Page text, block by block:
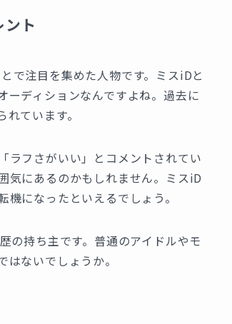
ト
で注目を集めた人物です。ミスiDと
ーディションなんですよね。過去に
ています。
ラフさがいい」とコメントされてい
気にあるのかもしれません。ミスiD
になったといえるでしょう。
の持ち主です。普通のアイドルやモ
ないでしょうか。